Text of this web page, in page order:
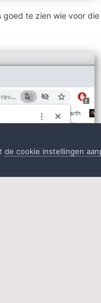
goed te zien wie voor die
de cookie instellingen